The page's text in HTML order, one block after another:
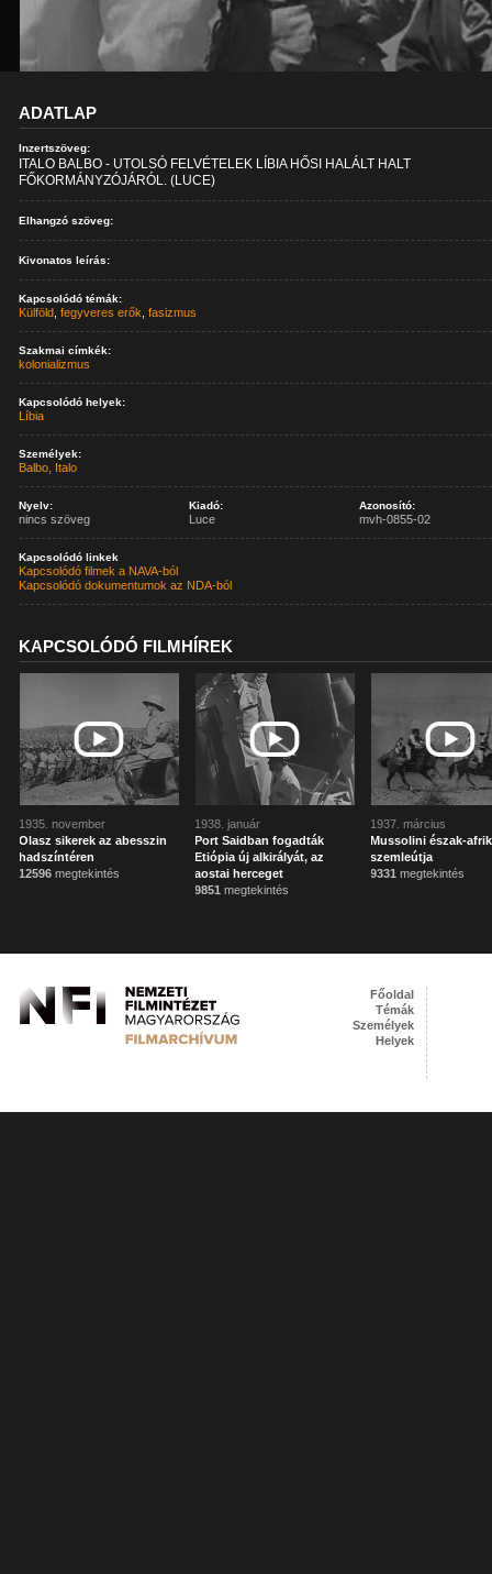
ADATLAP
Inzertszöveg:
ITALO BALBO - UTOLSÓ FELVÉTELEK LÍBIA HŐSI HALÁLT HALT
FŐKORMÁNYZÓJÁRÓL. (LUCE)
Elhangzó szöveg:
Kivonatos leírás:
Kapcsolódó témák:
Külföld ,fegyveres erők ,fasizmus
Szakmai címkék:
kolonializmus
Kapcsolódó helyek:
Líbia
Személyek:
Balbo, Italo
Nyelv:
nincs szöveg
Kiadó:
Luce
Azonosító:
mvh-0855-02
Kapcsolódó linkek
Kapcsolódó filmek a NAVA-ból
Kapcsolódó dokumentumok az NDA-ból
KAPCSOLÓDÓ FILMHÍREK
1935. november
Olasz sikerek az abesszin
hadszíntéren
12596 megtekintés
1938. január
Port Saidban fogadták
Etiópia új alkirályát, az
aostai herceget
9851 megtekintés
1937. március
Mussolini észak-
szemleútja
9331 megtekintés
Főoldal
Témák
Személyek
Helyek